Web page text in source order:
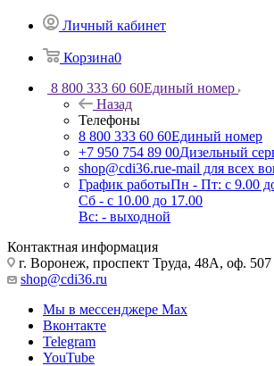
Личный кабинет
Корзина0
8 800 333 60 60Единый номер
Назад
Телефоны
8 800 333 60 60Единый номер
+7 950 754 89 00Дизельный
shop@cdi36.rue-mail для всех
График работыПн - Пт: с 9.00
Сб - с 10.00 до 17.00
Вс: - выходной
Контактная информация
г. Воронеж, проспект Труда, 48А, оф. 507
shop@cdi36.ru
Мы в мессенджере Max
Вконтакте
Telegram
YouTube